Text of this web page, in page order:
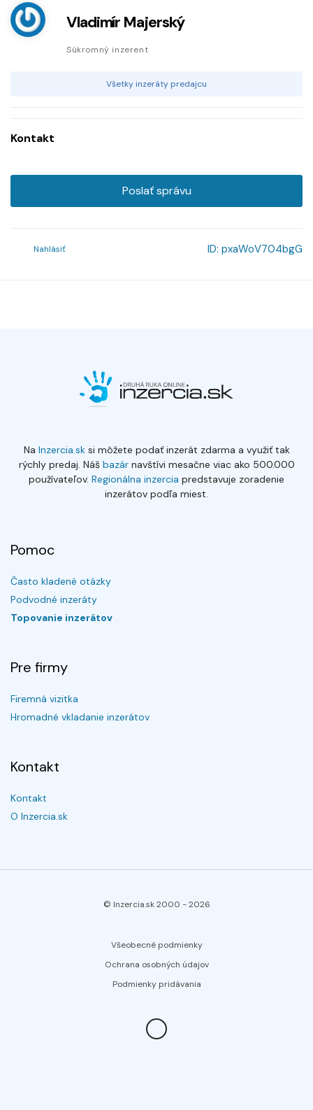
Vladimír Majerský
Súkromný inzerent
Všetky inzeráty predajcu
Kontakt
Poslať správu
Nahlásiť ID: pxaWoV704bgG
Na Inzercia.sksi môžete podať inzerát zdarma a využiť tak
rýchly predaj. Náš bazárnavštívi mesačne viac ako 500.000
používateľov. Regionálna inzercia predstavuje zoradenie
inzerátov podľa miest.
Pomoc
Často kladené otázky
Podvodné inzeráty
Topovanie inzerátov
Pre firmy
Firemná vizitka
Hromadné vkladanie inzerátov
Kontakt
Kontakt
O Inzercia.sk
© Inzercia.sk 2000 -2026
Všeobecné podmienky
Ochrana osobných údajov
Podmienky pridávania